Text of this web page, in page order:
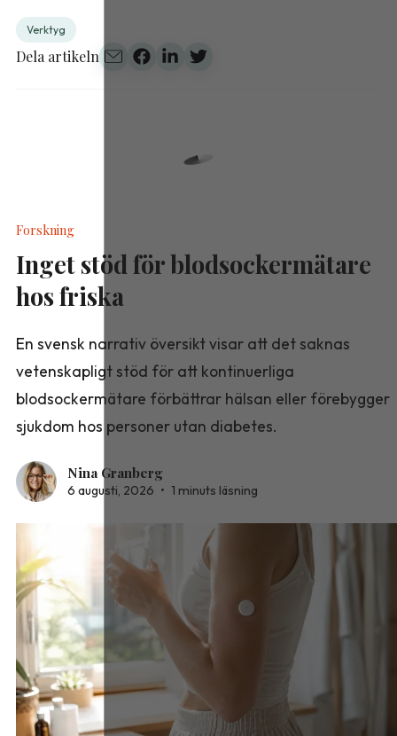
Verktyg
Dela artikeln
Forskning
Inget stöd för blodsockermätare
hos friska
En svensk narrativ översikt visar att det saknas
vetenskapligt stöd för att kontinuerliga
blodsockermätare förbättrar hälsan eller förebygger
sjukdom hos personer utan diabetes.
Nina Granberg
6 augusti, 2026 • 1 minuts läsning